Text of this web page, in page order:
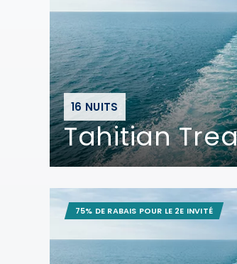
16 NUITS
Tahitian
75% DE RABAIS POUR LE 2E INVITÉ